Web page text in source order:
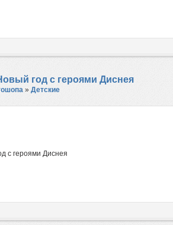
год с героями Диснея
» Детские
с героями Диснея